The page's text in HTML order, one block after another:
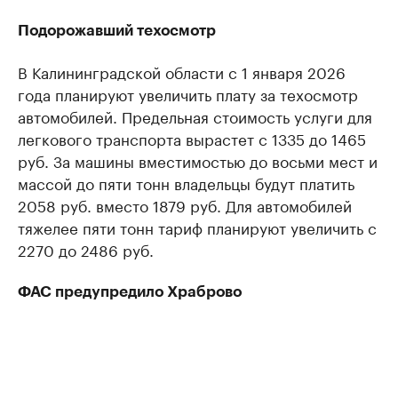
Подорожавший техосмотр
В Калининградской области с 1 января 2026
года планируют увеличить плату за техосмотр
автомобилей. Предельная стоимость услуги для
легкового транспорта вырастет с 1335 до 1465
руб. За машины вместимостью до восьми мест и
массой до пяти тонн владельцы будут платить
2058 руб. вместо 1879 руб. Для автомобилей
тяжелее пяти тонн тариф планируют увеличить с
2270 до 2486 руб.
ФАС предупредило Храброво